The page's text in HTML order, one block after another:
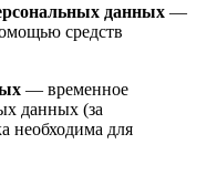
данных —
средств
— временное
данных (за
необходима для